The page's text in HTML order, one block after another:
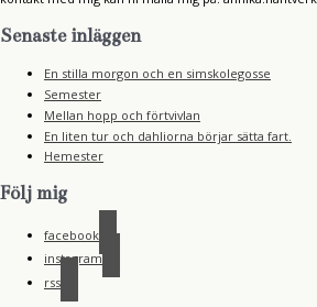
Senaste inläggen
En stilla morgon och en simskolegosse
Semester
Mellan hopp och förtvivlan
En liten tur och dahliorna börjar sätta fart.
Hemester
Följ mig
facebook
instagram
rss